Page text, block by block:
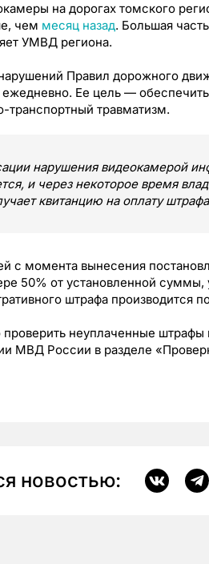
на дорогах томского
чем месяц назад. Большая
УМВД региона.
Правил дорожного
Ее цель —
транспортный травматизм.
нарушения видеокамерой
и через некоторое время
квитанцию на оплату штрафа
с момента вынесения
50% от установленной
штрафа производится
проверить неуплаченные
МВД России в разделе
новостью: